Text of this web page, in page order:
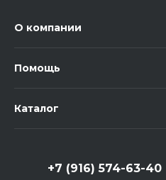
О компании
Помощь
Каталог
+7 (916) 574-63-40